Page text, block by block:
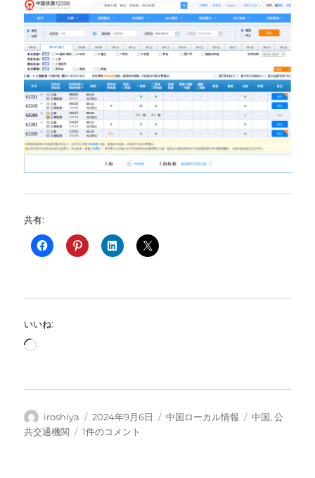
共有:
いいね:
読
中…
投
稿
iroshiya
投
稿
2024年9月6日
カ
中国ローカル情報
タ
中国,公
共交通機関
長
1件のコメント